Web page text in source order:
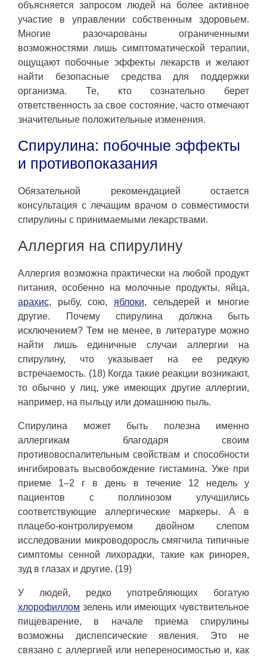
объясняется запросом людей на более активное
участие в управлении собственным здоровьем.
Многие разочарованы ограниченными
возможностями лишь симптоматической терапии,
ощущают побочные эффекты лекарств и желают
найти безопасные средства для поддержки
организма. Те, кто сознательно берет
ответственность за свое состояние, часто отмечают
значительные положительные изменения.
Спирулина: побочные эффекты
и противопоказания
Обязательной рекомендацией остается
консультация с лечащим врачом о совместимости
спирулины с принимаемыми лекарствами.
Аллергия на спирулину
Аллергия возможна практически на любой продукт
питания, особенно на молочные продукты, яйца,
арахис, рыбу, сою, яблоки, сельдерей и многие
другие. Почему спирулина должна быть
исключением? Тем не менее, в литературе можно
найти лишь единичные случаи аллергии на
спирулину, что указывает на ее редкую
встречаемость. (18) Когда такие реакции возникают,
то обычно у лиц, уже имеющих другие аллергии,
например, на пыльцу или домашнюю пыль.
Спирулина может быть полезна именно
аллергикам благодаря своим
противовоспалительным свойствам и способности
ингибировать высвобождение гистамина. Уже при
приеме 1–2 г в день в течение 12 недель у
пациентов с поллинозом улучшились
соответствующие аллергические маркеры. А в
плацебо-контролируемом двойном слепом
исследовании микроводоросль смягчила типичные
симптомы сенной лихорадки, такие как ринорея,
зуд в глазах и другие. (19)
У людей, редко употребляющих богатую
хлорофиллом зелень или имеющих чувствительное
пищеварение, в начале приема спирулины
возможны диспепсические явления. Это не
связано с аллергией или непереносимостью и, как